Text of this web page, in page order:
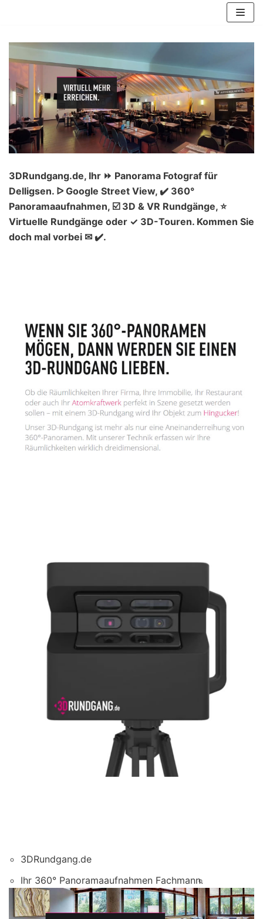
Inhalt
springen
3DRundgang.de, Ihr ⏩ Panorama Fotograf für
Delligsen. ᐅ Google Street View, ✔️ 360°
Panoramaaufnahmen, ☑️ 3D & VR Rundgänge, ⭐
Virtuelle Rundgänge oder ✓ 3D-Touren. Kommen Sie
doch mal vorbei ✉ ✔️.
3DRundgang.de
Ihr 360° Panoramaaufnahmen Fachmann.